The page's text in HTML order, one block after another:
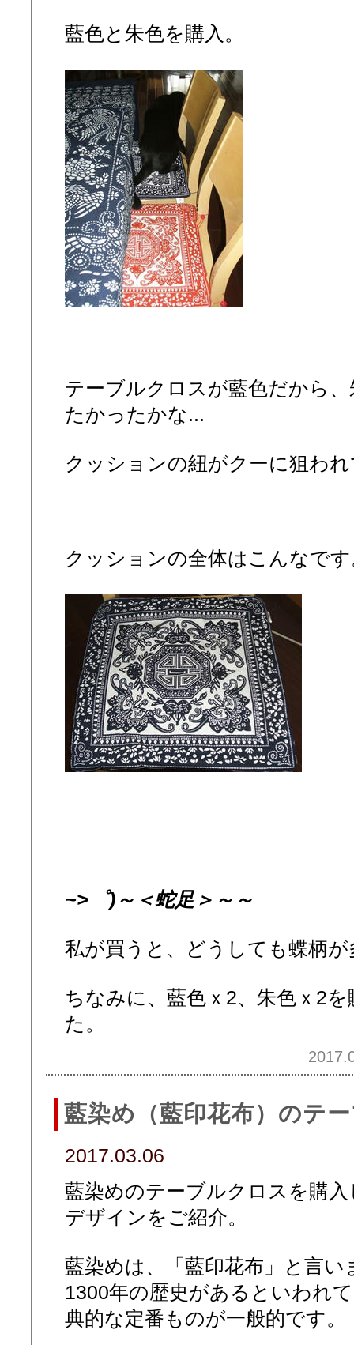
藍色と朱色を購入。
テーブルクロスが藍色だから
たかったかな...
クッションの紐がクーに狙わ
クッションの全体はこんなで
~>゜)～＜蛇足＞～～
私が買うと、どうしても蝶柄
ちなみに、藍色ｘ2、朱色ｘ2
た。
藍染め（藍印花布）のテ
2017.03.06
藍染めのテーブルクロスを購
デザインをご紹介。
藍染めは、「藍印花布」と言い
1300年の歴史があるといわれ
典的な定番ものが一般的です。